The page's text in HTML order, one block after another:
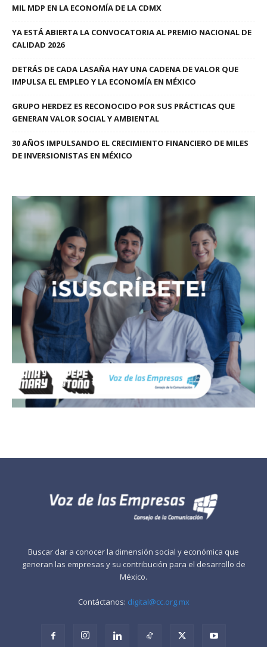
MIL MDP EN LA ECONOMÍA DE LA CDMX
YA ESTÁ ABIERTA LA CONVOCATORIA AL PREMIO NACIONAL DE
CALIDAD 2026
DETRÁS DE CADA LASAÑA HAY UNA CADENA DE VALOR QUE
IMPULSA EL EMPLEO Y LA ECONOMÍA EN MÉXICO
GRUPO HERDEZ ES RECONOCIDO POR SUS PRÁCTICAS QUE
GENERAN VALOR SOCIAL Y AMBIENTAL
30 AÑOS IMPULSANDO EL CRECIMIENTO FINANCIERO DE MILES
DE INVERSIONISTAS EN MÉXICO
Buscar dar a conocer la dimensión social y económica que
generan las empresas y su contribución para el desarrollo de
México.
Contáctanos: digital@cc.org.mx